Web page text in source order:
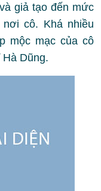
giả tạo đến mức
cô. Khá nhiều
mộc mạc của cô
Dũng.